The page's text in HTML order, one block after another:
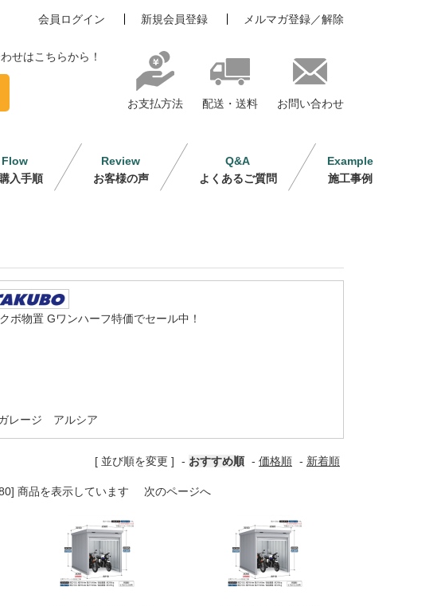
会員ログイン 新規会員登録 メルマガ登録／解除
せはこちらから！
お支払方法 配送・送料 お問い合わせ
Flow
入手順
Review
お客様の声
Q&A
よくあるご質問
Example
施工事例
ボ物置 Gワンハーフ特価でセール中！
レージ アルシア
[ 並び順を変更 ] - おすすめ順 - 価格順 - 新着順
商品を表示しています 次のページへ